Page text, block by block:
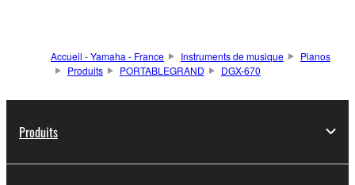
Accueil - Yamaha - France Instruments de musique
Pianos
Produits
PORTABLEGRAND DGX-670
Produits